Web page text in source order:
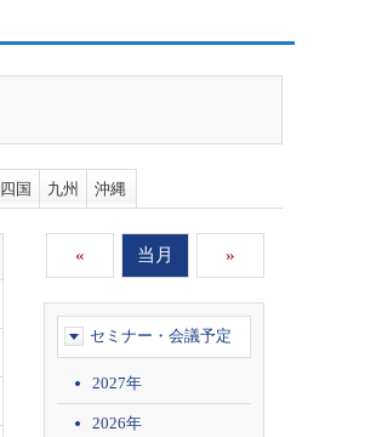
四国 九州 沖縄
« 当月 »
セミナー・会議予定
2027年
2026年